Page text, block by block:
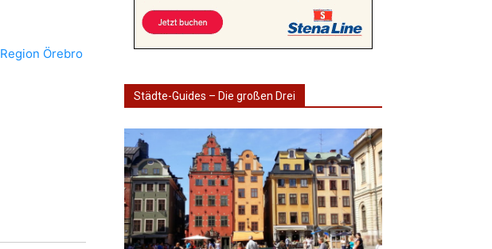
Region Örebro
Städte-Guides – Die großen Drei